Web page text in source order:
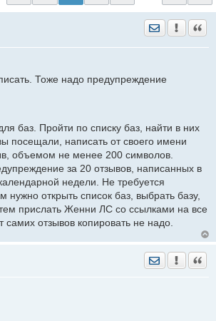
Отправить
Тоже надо предупреждение
баз. Пройти по списку баз, найти в них
посещали, написать от своего имени
объемом не менее 200 символов.
за 20 отзывов, написанных в
недели. Не требуется
нужно открыть список баз, выбрать базу,
прислать Женни ЛС со ссылками на все
самих отзывов копировать не надо.
Отправить